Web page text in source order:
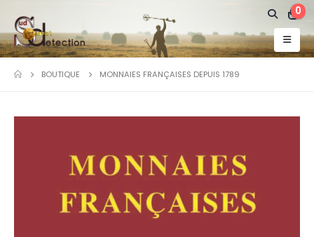
0
BOUTIQUE MONNAIES FRANÇAISES DEPUIS 1789